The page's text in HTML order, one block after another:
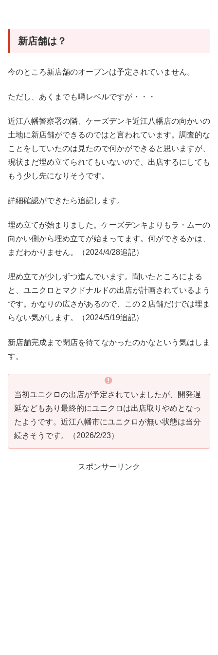
新店舗は？
今のところ新店舗のオープンは予定されていません。
ただし、あくまでも噂レベルですが・・・
近江八幡警察署の隣、ケーズデンキ近江八幡店の向かいの
土地に新店舗ができるのではと言われています。調査的な
ことをしていたのは見たので何かができると思いますが、
現状まだ埋め立てられてもいないので、出店するにしても
もう少し先になりそうです。
詳細確認ができたら追記します。
埋め立てが始まりました。ケーズデンキよりもラ・ムーの
向かい側から埋め立てが始まってます。何ができるかは、
まだわかりません。（2024/4/28追記）
埋め立てが少しずつ進んでいます。聞いたところによる
と、ユニクロとマクドナルドの出店が計画されているよう
です。かなりの広さがあるので、この２店舗だけでは埋ま
らない気がします。（2024/5/19追記）
新店舗完成まで閉店を待てなかったのかなという気はしま
す。
当初ユニクロの出店が予定されていましたが、開発遅
延などもあり最終的にユニクロは出店取りやめとなっ
たようです。近江八幡市にユニクロが無い状態は当分
続きそうです。（2026/2/23）
スポンサーリンク